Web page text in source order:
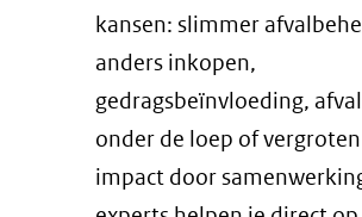
kansen: slimmer
anders inkopen,
gedragsbeïnvloeding,
onder de loep of
impact door